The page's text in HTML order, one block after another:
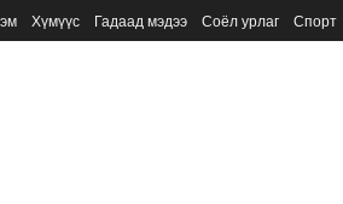
Хүмүүс Гадаад мэдээ Соёл урлаг Спорт